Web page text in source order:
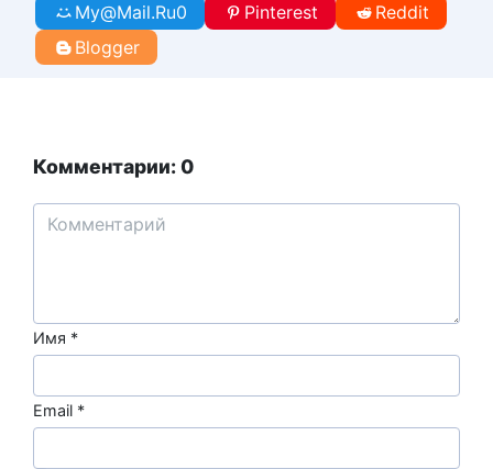
My@Mail.Ru0 Pinterest
Reddit
Blogger
Комментарии: 0
Имя *
Email *